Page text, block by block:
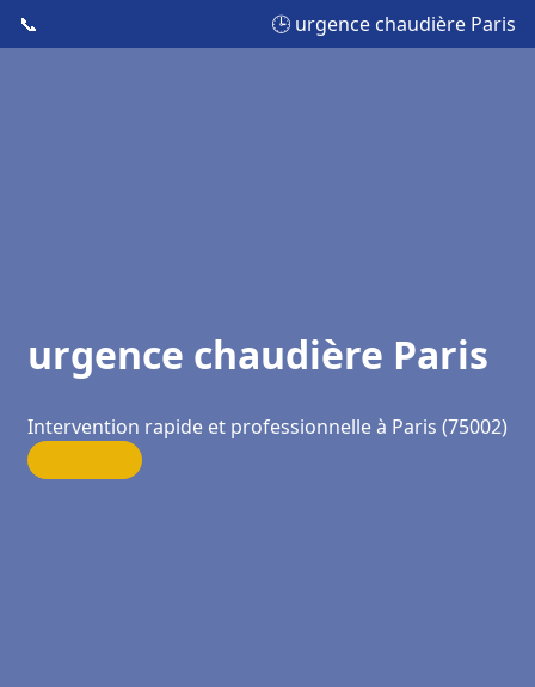
📞 🕒 urgence chaudière Paris
urgence chaudière Paris
Intervention rapide et professionnelle à Paris (75002)